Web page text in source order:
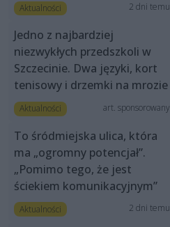
Aktualności 2 dni temu
Jedno z najbardziej
niezwykłych przedszkoli w
Szczecinie. Dwa języki, kort
tenisowy i drzemki na mrozie
Aktualności art. sponsorowany
To śródmiejska ulica, która
ma „ogromny potencjał”.
„Pomimo tego, że jest
ściekiem komunikacyjnym”
Aktualności 2 dni temu